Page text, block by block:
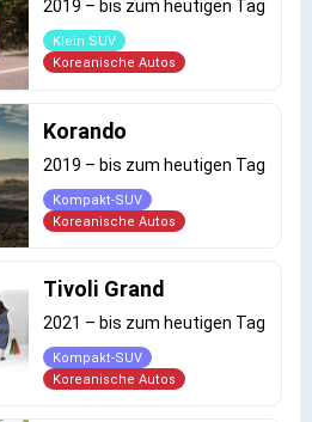
2019 – bis zum heutigen Tag
Klein SUV
Koreanische Autos
Korando
2019 – bis zum heutigen Tag
Kompakt-SUV
Koreanische Autos
Tivoli Grand
2021 – bis zum heutigen Tag
Kompakt-SUV
Koreanische Autos